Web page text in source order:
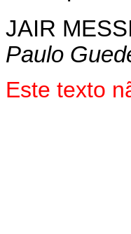
JAIR
Paulo
Este texto